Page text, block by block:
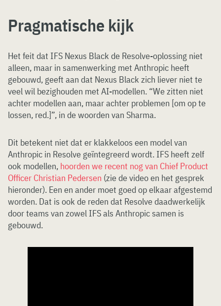
Pragmatische kijk
Het feit dat IFS Nexus Black de Resolve-oplossing niet
alleen, maar in samenwerking met Anthropic heeft
gebouwd, geeft aan dat Nexus Black zich liever niet te
veel wil bezighouden met AI-modellen. “We zitten niet
achter modellen aan, maar achter problemen [om op te
lossen, red.]”, in de woorden van Sharma.
Dit betekent niet dat er klakkeloos een model van
Anthropic in Resolve geïntegreerd wordt. IFS heeft zelf
ook modellen, hoorden we recent nog van Chief Product
Officer Christian Pedersen (zie de video en het gesprek
hieronder). Een en ander moet goed op elkaar afgestemd
worden. Dat is ook de reden dat Resolve daadwerkelijk
door teams van zowel IFS als Anthropic samen is
gebouwd.